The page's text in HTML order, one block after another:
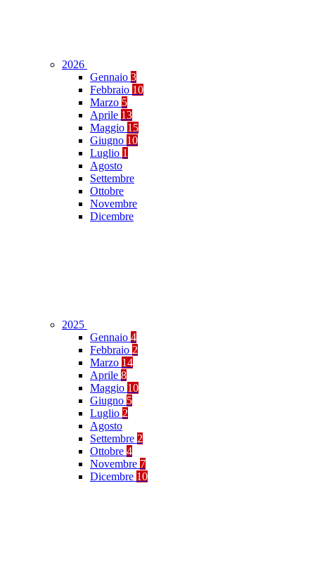
2026
Gennaio 3
Febbraio 10
Marzo 5
Aprile 13
Maggio 15
Giugno 10
Luglio 1
Agosto
Settembre
Ottobre
Novembre
Dicembre
2025
Gennaio 4
Febbraio 2
Marzo 14
Aprile 8
Maggio 10
Giugno 5
Luglio 2
Agosto
Settembre 2
Ottobre 4
Novembre 7
Dicembre 10